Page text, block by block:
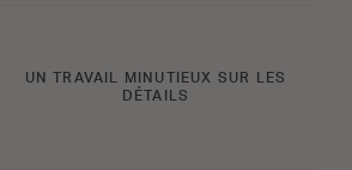
UN TRAVAIL MINUTIEUX SUR LES
DÉTAILS